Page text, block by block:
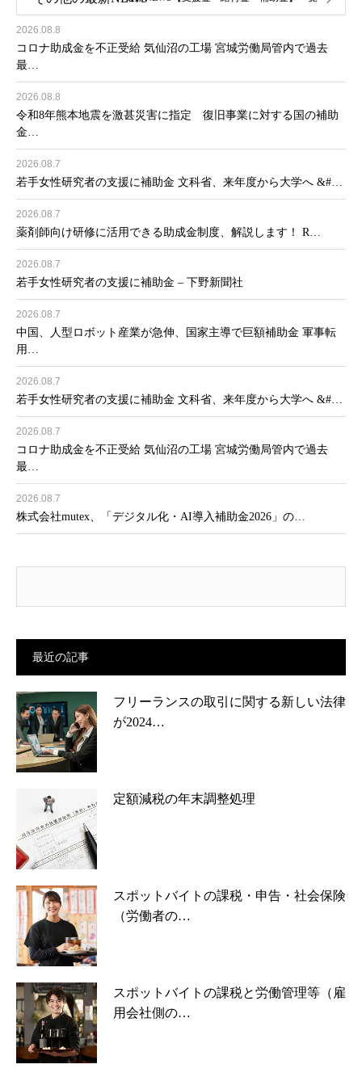
2026.08.8
コロナ助成金を不正受給 気仙沼の工場 宮城労働局管内で過去
最…
2026.08.8
令和8年熊本地震を激甚災害に指定 復旧事業に対する国の補助
金…
2026.08.7
若手女性研究者の支援に補助金 文科省、来年度から大学へ &#…
2026.08.7
薬剤師向け研修に活用できる助成金制度、解説します！ R…
2026.08.7
若手女性研究者の支援に補助金 – 下野新聞社
2026.08.7
中国、人型ロボット産業が急伸、国家主導で巨額補助金 軍事転
用…
2026.08.7
若手女性研究者の支援に補助金 文科省、来年度から大学へ &#…
2026.08.7
コロナ助成金を不正受給 気仙沼の工場 宮城労働局管内で過去
最…
2026.08.7
株式会社mutex、「デジタル化・AI導入補助金2026」の…
最近の記事
フリーランスの取引に関する新しい法律
が2024…
定額減税の年末調整処理
スポットバイトの課税・申告・社会保険
（労働者の…
スポットバイトの課税と労働管理等（雇
用会社側の…